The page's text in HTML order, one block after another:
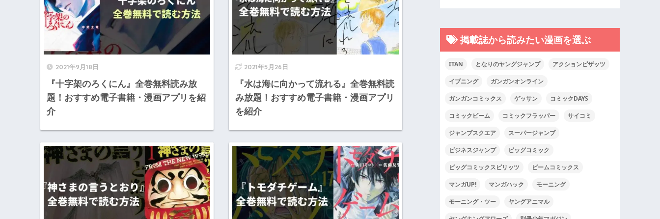
2021年9月18日
『十字架のろくにん』全巻無料読み放
題！おすすめ電子書籍・漫画アプリを紹
介
2021年5月26日
『水は海に向かって流れる』全巻無料読
み放題！おすすめ電子書籍・漫画アプリ
を紹介
掲載誌から読みたい漫画を選ぶ
ITAN となりのヤングジャンプ アクションピザッツ
イブニング ガンガンオンライン
ガンガンコミックス ゲッサン コミックDAYS
コミックビーム コミックフラッパー サイコミ
ジャンプスクエア スーパージャンプ
ビジネスジャンプ ビッグコミック
ビッグコミックスピリッツ ビームコミックス
マンガUP! マンガハック モーニング
モーニング・ツー ヤングアニマル